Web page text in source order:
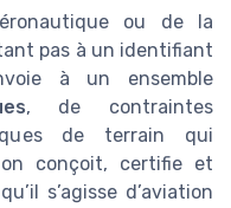
ou de la
pas à un identifiant
à un ensemble
, de contraintes
de terrain qui
conçoit, certifie et
s’agisse d’aviation